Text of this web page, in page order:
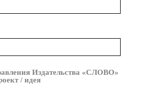
Издательства «СЛОВО»
/ идея